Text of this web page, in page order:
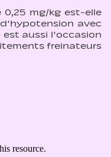
0,25 mg/kg est-elle
avec
est aussi l'occasion
freinateurs